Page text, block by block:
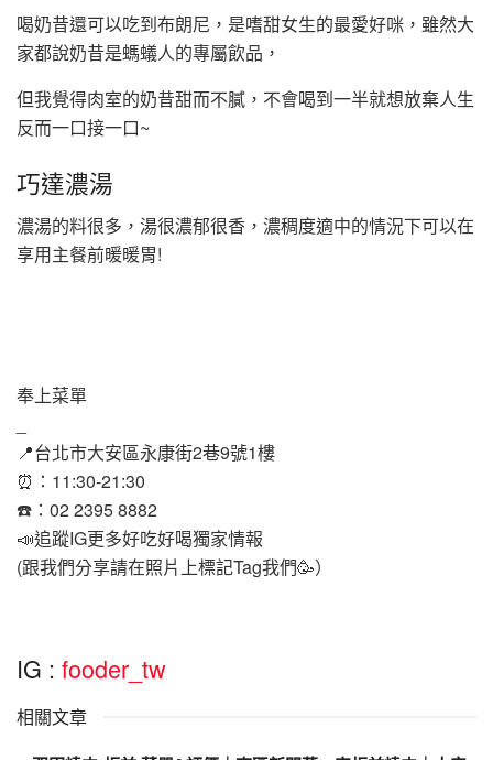
喝奶昔還可以吃到布朗尼，是嗜甜女生的最愛好咪，雖然大
家都說奶昔是螞蟻人的專屬飲品，
但我覺得肉室的奶昔甜而不膩，不會喝到一半就想放棄人生
反而一口接一口~
巧達濃湯
濃湯的料很多，湯很濃郁很香，濃稠度適中的情況下可以在
享用主餐前暖暖胃!
奉上菜單
📍台北市大安區永康街2巷9號1樓
⏰：11:30-21:30
☎️：02 2395 8882
📣追蹤IG更多好吃好喝獨家情報
(跟我們分享請在照片上標記Tag我們🥳）
IG : fooder_tw
相關文章